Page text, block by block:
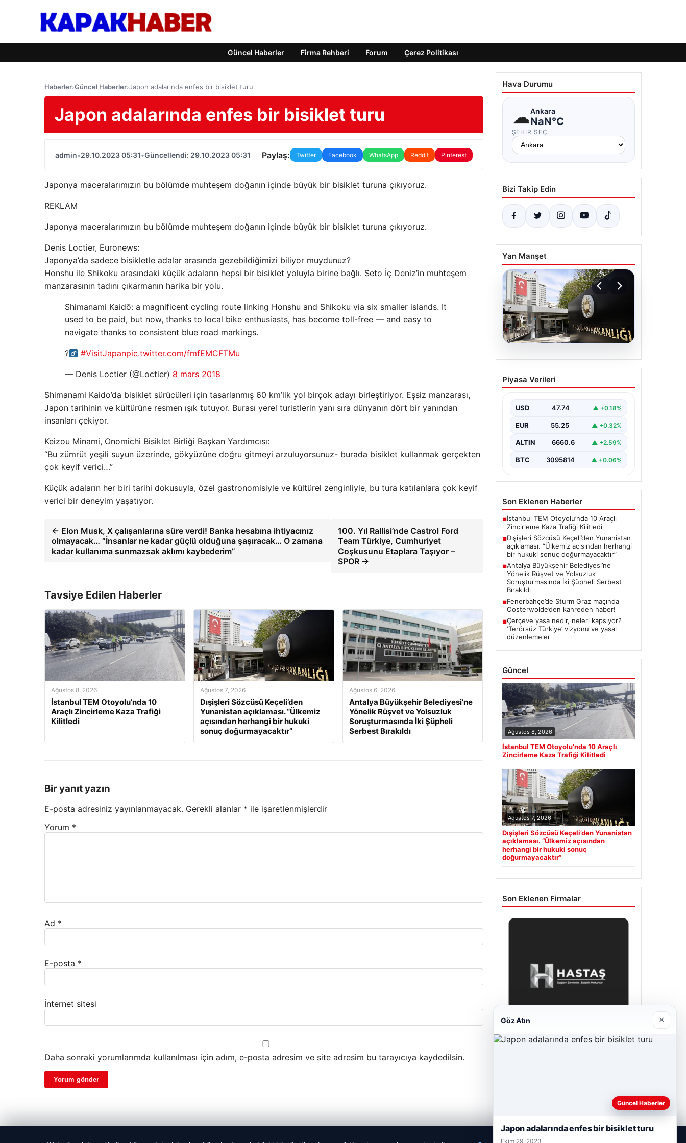
Güncel Haberler Firma Rehberi Forum Çerez Politikası
Haberler›Güncel Haberler›Japon adalarında enfes bir bisiklet turu
Japon adalarında enfes bir bisiklet turu
admin•29.10.2023 05:31•Güncellendi: 29.10.2023 05:31 Paylaş: Twitter Facebook WhatsApp Reddit Pinterest
Japonya maceralarımızın bu bölümde muhteşem doğanın içinde büyük bir bisiklet turuna çıkıyoruz.
REKLAM
Japonya maceralarımızın bu bölümde muhteşem doğanın içinde büyük bir bisiklet turuna çıkıyoruz.
Denis Loctier, Euronews:
Japonya’da sadece bisikletle adalar arasında gezebildiğimizi biliyor muydunuz?
Honshu ile Shikoku arasındaki küçük adaların hepsi bir bisiklet yoluyla birine bağlı. Seto İç Deniz’in muhteşem
manzarasının tadını çıkarmanın harika bir yolu.
Shimanami Kaidō: a magnificent cycling route linking Honshu and Shikoku via six smaller islands. It
used to be paid, but now, thanks to local bike enthusiasts, has become toll-free — and easy to
navigate thanks to consistent blue road markings.
?‍ #VisitJapanpic.twitter.com/fmfEMCFTMu
— Denis Loctier (@Loctier) 8 mars 2018
Shimanami Kaido’da bisiklet sürücüleri için tasarlanmış 60 km’lik yol birçok adayı birleştiriyor. Eşsiz manzarası,
Japon tarihinin ve kültürüne resmen ışık tutuyor. Burası yerel turistlerin yanı sıra dünyanın dört bir yanından
insanları çekiyor.
Keizou Minami, Onomichi Bisiklet Birliği Başkan Yardımcısı:
“Bu zümrüt yeşili suyun üzerinde, gökyüzüne doğru gitmeyi arzuluyorsunuz- burada bisiklet kullanmak gerçekten
çok keyif verici…”
Küçük adaların her biri tarihi dokusuyla, özel gastronomisiyle ve kültürel zenginliyle, bu tura katılanlara çok keyif
verici bir deneyim yaşatıyor.
← Elon Musk, X çalışanlarına süre verdi! Banka hesabına ihtiyacınız
olmayacak… “İnsanlar ne kadar güçlü olduğuna şaşıracak… O zamana
kadar kullanıma sunmazsak aklımı kaybederim”
100. Yıl Rallisi’nde Castrol Ford
Team Türkiye, Cumhuriyet
Coşkusunu Etaplara Taşıyor –
SPOR →
Tavsiye Edilen Haberler
Ağustos 8, 2026
İstanbul TEM Otoyolu’nda 10
Araçlı Zincirleme Kaza Trafiği
Kilitledi
Ağustos 7, 2026
Dışişleri Sözcüsü Keçeli’den
Yunanistan açıklaması. “Ülkemiz
açısından herhangi bir hukuki
sonuç doğurmayacaktır”
Ağustos 6, 2026
Antalya Büyükşehir Belediyesi’ne
Yönelik Rüşvet ve Yolsuzluk
Soruşturmasında İki Şüpheli
Serbest Bırakıldı
Bir yanıt yazın
E-posta adresiniz yayınlanmayacak. Gerekli alanlar * ile işaretlenmişlerdir
Yorum *
Ad *
E-posta *
İnternet sitesi
Daha sonraki yorumlarımda kullanılması için adım, e-posta adresim ve site adresim bu tarayıcıya kaydedilsin.
Hava Durumu
☁Ankara
NaN°C
ŞEHIR SEÇ
Bizi Takip Edin
Yan Manşet
07.08.2026
Dışişleri Sözcüsü
Keçeli’den Yunanistan
açısından herhangi bir
hukuki sonuç
Piyasa Verileri
USD 47.74 ▲ +0.18%
EUR 55.25 ▲ +0.32%
ALTIN 6660.6 ▲ +2.59%
BTC 3095814 ▲ +0.06%
Son Eklenen Haberler
■İstanbul TEM Otoyolu’nda 10 Araçlı
Zincirleme Kaza Trafiği Kilitledi
■Dışişleri Sözcüsü Keçeli’den Yunanistan
açıklaması. “Ülkemiz açısından herhangi
bir hukuki sonuç doğurmayacaktır”
■Antalya Büyükşehir Belediyesi’ne
Yönelik Rüşvet ve Yolsuzluk
Soruşturmasında İki Şüpheli Serbest
Bırakıldı
■Fenerbahçe’de Sturm Graz maçında
Oosterwolde’den kahreden haber!
■Çerçeve yasa nedir, neleri kapsıyor?
‘Terörsüz Türkiye’ vizyonu ve yasal
düzenlemeler
Güncel
Ağustos 8, 2026
İstanbul TEM Otoyolu’nda 10 Araçlı
Zincirleme Kaza Trafiği Kilitledi
Ağustos 7, 2026
Dışişleri Sözcüsü Keçeli’den Yunanistan
açıklaması. “Ülkemiz açısından
herhangi bir hukuki sonuç
doğurmayacaktır”
Son Eklenen Firmalar
Göz Atın ×
Güncel Haberler
Japon adalarında enfes bir bisiklet turu
Ekim 29, 2023